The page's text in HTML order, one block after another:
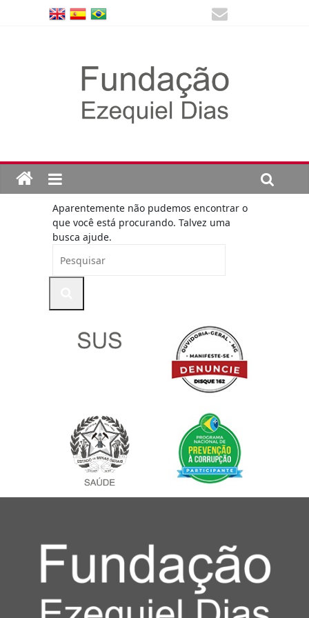
Aparentemente não pudemos encontrar o
que você está procurando. Talvez uma
busca ajude.